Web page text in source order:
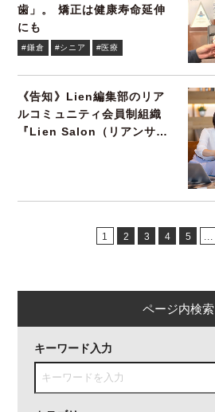
歯」。 矯正は健康寿命延伸
にも
#鎌倉 #シニア #医療
《告知》Lien編集部のリア
ルコミュニティ会員制組織
『Lien Salon（リアンサロ
1 2 3 4 5
ページ内検索
キーワード入力